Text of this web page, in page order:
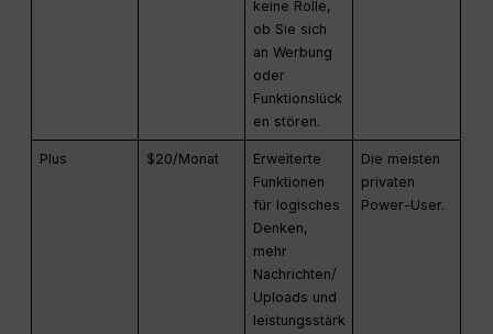
keine Rolle,
ob Sie sich
an Werbung
oder
Funktionslück
en stören.
Plus $20/Monat
Erweiterte
Funktionen
für logisches
Denken,
mehr
Nachrichten/
Uploads und
leistungsstärk
Die meisten
privaten
Power-User.